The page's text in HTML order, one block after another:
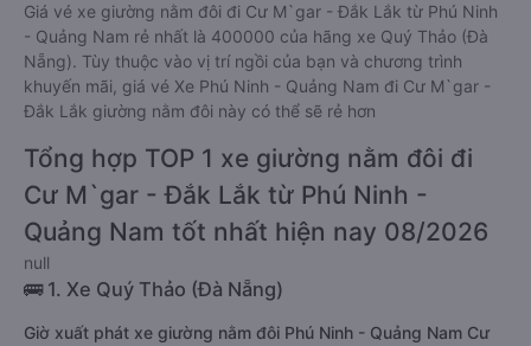
Giá vé xe giường nằm đôi đi Cư M`gar - Đắk Lắk từ Phú Ninh
- Quảng Nam rẻ nhất là 400000 của hãng xe Quý Thảo (Đà
Nẵng). Tùy thuộc vào vị trí ngồi của bạn và chương trình
khuyến mãi, giá vé Xe Phú Ninh - Quảng Nam đi Cư M`gar -
Đắk Lắk giường nằm đôi này có thể sẽ rẻ hơn
Tổng hợp TOP 1 xe giường nằm đôi đi
Cư M`gar - Đắk Lắk từ Phú Ninh -
Quảng Nam tốt nhất hiện nay 08/2026
null
🚌 1. Xe Quý Thảo (Đà Nẵng)
Giờ xuất phát xe giường nằm đôi Phú Ninh - Quảng Nam Cư